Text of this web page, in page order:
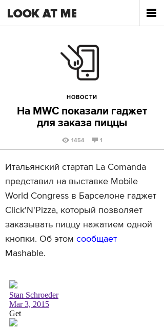
НОВОСТИ
На MWC показали гаджет
для заказа пиццы
1454 1
Итальянский стартап La Comanda
представил на выставке Mobile
World Congress в Барселоне гаджет
Click'N'Pizza, который позволяет
заказывать пиццу нажатием одной
кнопки. Об этом сообщает
Mashable.